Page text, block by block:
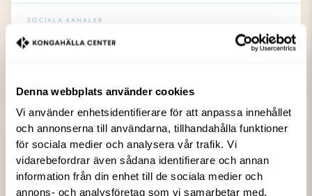
Denna webbplats använder cookies
Vi använder enhetsidentifierare för att anpassa innehållet
och annonserna till användarna, tillhandahålla funktioner
för sociala medier och analysera vår trafik. Vi
vidarebefordrar även sådana identifierare och annan
information från din enhet till de sociala medier och
annons- och analysföretag som vi samarbetar med.
Normal
Normal är en butik som säljer helt normala varor till onormala billiga
priser.
SOCIALA KANALER